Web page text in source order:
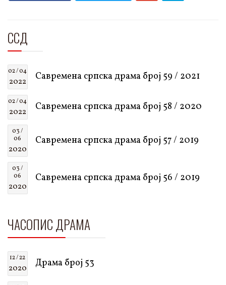
ССД
02 / 04
2022 Савремена српска драма број 59 / 2021
02 / 04
2022 Савремена српска драма број 58 / 2020
03 /
06
2020
Савремена српска драма број 57 / 2019
03 /
06
2020
Савремена српска драма број 56 / 2019
ЧАСОПИС ДРАМА
12 / 22
2020 Драма број 53